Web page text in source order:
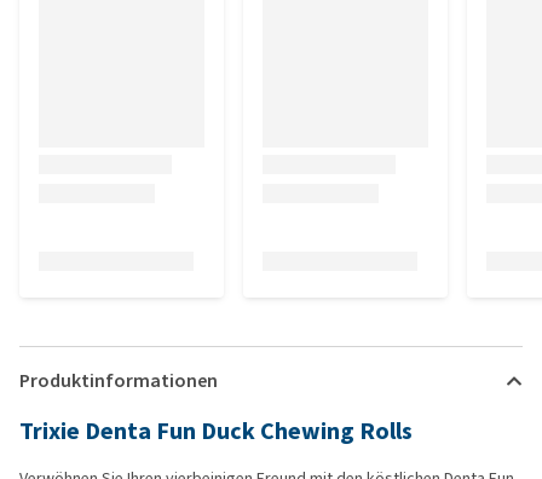
Produktinformationen
Trixie Denta Fun Duck Chewing Rolls